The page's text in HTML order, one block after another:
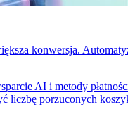
konwersja.
AI i metody
liczbę porzuconych